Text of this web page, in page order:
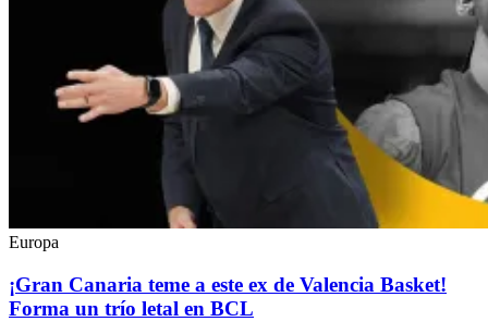
Europa
¡Gran Canaria teme a este ex de Valencia Basket!
Forma un trío letal en BCL